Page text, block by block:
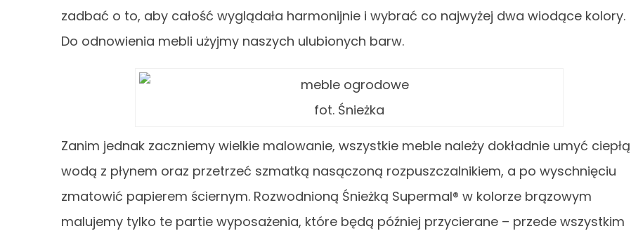
zadbać o to, aby całość wyglądała harmonijnie i wybrać co najwyżej dwa wiodące kolory.
Do odnowienia mebli użyjmy naszych ulubionych barw.
fot. Śnieżka
Zanim jednak zaczniemy wielkie malowanie, wszystkie meble należy dokładnie umyć ciepłą
wodą z płynem oraz przetrzeć szmatką nasączoną rozpuszczalnikiem, a po wyschnięciu
zmatowić papierem ściernym. Rozwodnioną Śnieżką Supermal® w kolorze brązowym
malujemy tylko te partie wyposażenia, które będą później przycierane – przede wszystkim